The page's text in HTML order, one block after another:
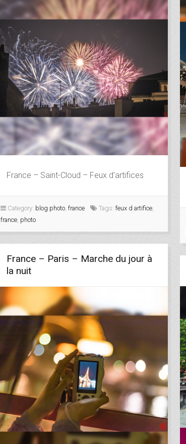
France – Saint-Cloud – Feux d’artifices
Category: blog photo, france Tags: feux d artifice,
france, photo
France – Paris – Marche du jour à
la nuit